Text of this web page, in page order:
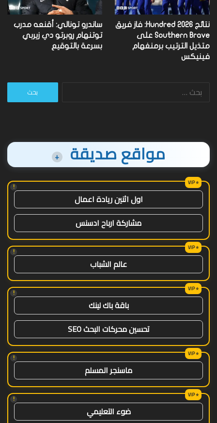
نتائج Hundred 2026: فاز فريق
Southern Brave على
متذيل الترتيب برمنغهام
فينيكس
ساندرو تونالي: أقنعه مدرب
توتنهام روبرتو دي زيربي
بسرعة بالتوقيع
البحث
مواقع صديقة +
!
اول اثنين ريادة اعمال
مشاركة ارباح ادسنس
!
عالم الشباب
!
باقة باك لينك
تحسين محركات البحث SEO
!
ماسنجر المسلم
!
ضوء التعليمي